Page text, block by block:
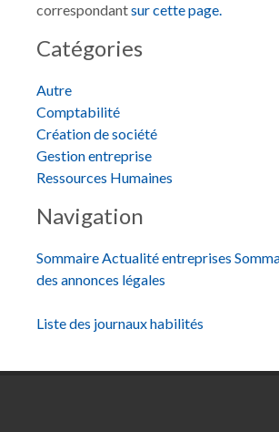
correspondantsur cette page.
Catégories
Autre
Comptabilité
Création de société
Gestion entreprise
Ressources Humaines
Navigation
Sommaire Actualité entreprises
des annonces légales
Liste des journaux habilités